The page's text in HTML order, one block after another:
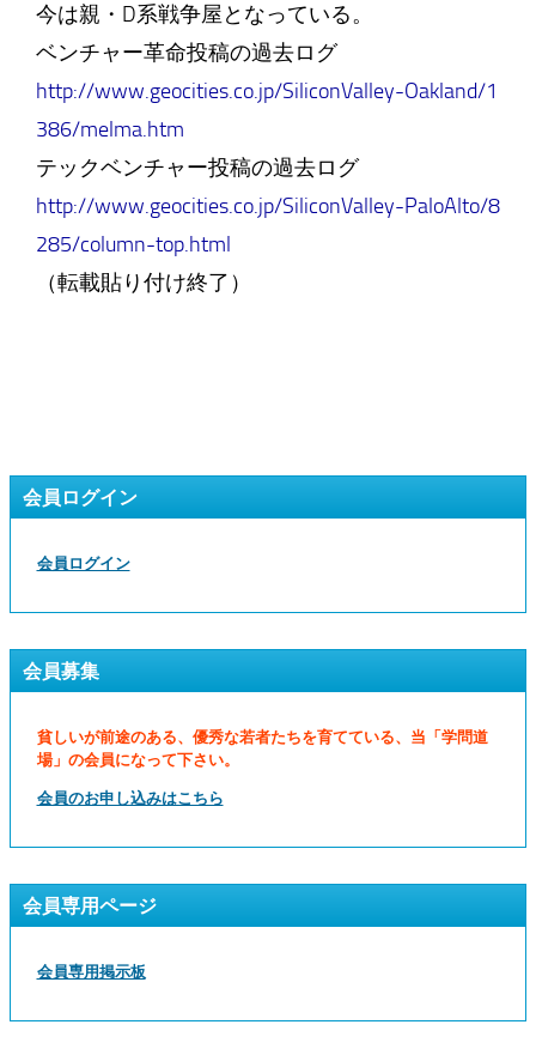
今は親・D系戦争屋となっている。
ベンチャー革命投稿の過去ログ
http://www.geocities.co.jp/SiliconValley-Oakland/1
386/melma.htm
テックベンチャー投稿の過去ログ
http://www.geocities.co.jp/SiliconValley-PaloAlto/8
285/column-top.html
（転載貼り付け終了）
会員ログイン
会員ログイン
会員募集
貧しいが前途のある、優秀な若者たちを育てている、当「学問道
場」の会員になって下さい。
会員のお申し込みはこちら
会員専用ページ
会員専用掲示板